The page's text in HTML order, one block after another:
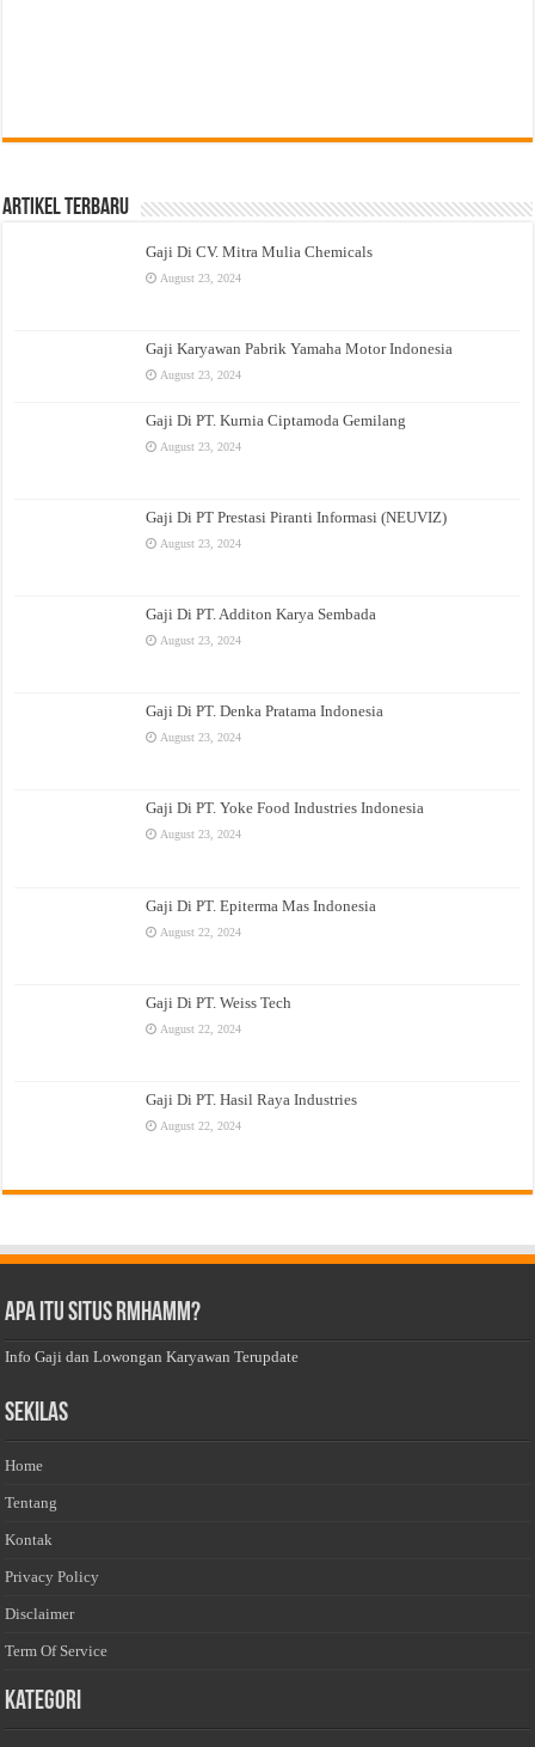
Artikel Terbaru
Gaji Di CV. Mitra Mulia Chemicals
August 23, 2024
Gaji Karyawan Pabrik Yamaha Motor Indonesia
August 23, 2024
Gaji Di PT. Kurnia Ciptamoda Gemilang
August 23, 2024
Gaji Di PT Prestasi Piranti Informasi (NEUVIZ)
August 23, 2024
Gaji Di PT. Additon Karya Sembada
August 23, 2024
Gaji Di PT. Denka Pratama Indonesia
August 23, 2024
Gaji Di PT. Yoke Food Industries Indonesia
August 23, 2024
Gaji Di PT. Epiterma Mas Indonesia
August 22, 2024
Gaji Di PT. Weiss Tech
August 22, 2024
Gaji Di PT. Hasil Raya Industries
August 22, 2024
Apa Itu Situs Rmhamm?
Info Gaji dan Lowongan Karyawan Terupdate
Sekilas
Home
Tentang
Kontak
Privacy Policy
Disclaimer
Term Of Service
Kategori